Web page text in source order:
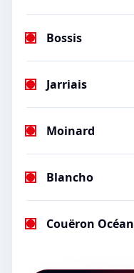
Bossis
Jarriais
Moinard
Blancho
Couëron Océan